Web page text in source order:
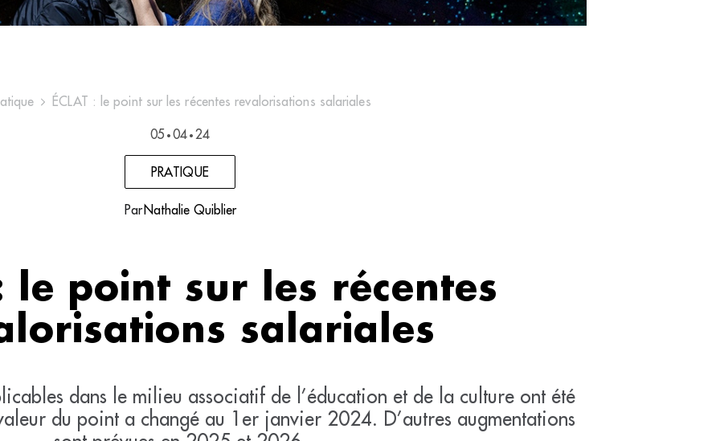
ÉCLAT : le point sur les récentes revalorisations salariales
05 • 04 • 24
PRATIQUE
ParNathalie Quiblier
: le point sur les récentes
salariales
dans le milieu associatif de l’éducation et de la culture ont été
du point a changé au 1er janvier 2024. D’autres augmentations